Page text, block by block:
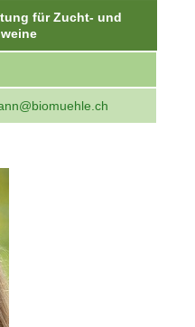
für Zucht- und